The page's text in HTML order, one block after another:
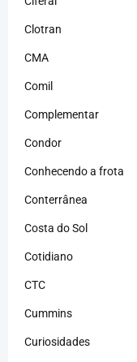
Clotran
CMA
Comil
Complementar
Condor
Conhecendo a frota
Conterrânea
Costa do Sol
Cotidiano
CTC
Cummins
Curiosidades